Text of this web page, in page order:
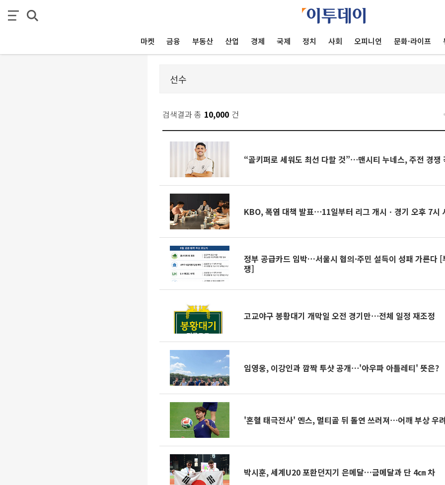
마켓 금융 부동산 산업 경제 국제 정치 사회 오피니언 문화·라이프
검색결과 총 10,000 건
“골키퍼로 세워도 최선 다할 것”⋯맨시티 누네스, 주전 경쟁
KBO, 폭염 대책 발표⋯11일부터 리그 개시ㆍ경기 오후 7시
정부 공급카드 임박…서울시 협의·주민 설득이 성패 가른다
쟁]
고교야구 봉황대기 개막일 오전 경기만⋯전체 일정 재조정
임영웅, 이강인과 깜짝 투샷 공개⋯'아우파 아틀레티' 뜻은?
'혼혈 태극전사' 옌스, 멀티골 뒤 돌연 쓰러져⋯어깨 부상 우
박시훈, 세계U20 포환던지기 은메달…금메달과 단 4㎝ 차